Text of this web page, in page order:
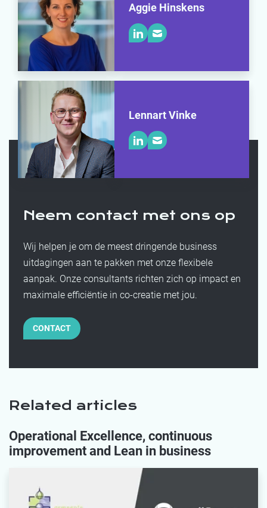
Aggie Hinskens
Lennart Vinke
Neem contact met ons op
Wij helpen je om de meest dringende business
uitdagingen aan te pakken met onze flexibele
aanpak. Onze consultants richten zich op impact en
maximale efficiëntie in co-creatie met jou.
CONTACT
Related articles
Operational Excellence, continuous
improvement and Lean in business